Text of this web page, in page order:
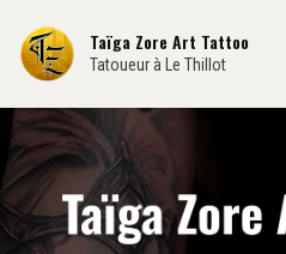
contenu
principal
Taïga Zore Art Tattoo
Tatoueur à Le Thillot